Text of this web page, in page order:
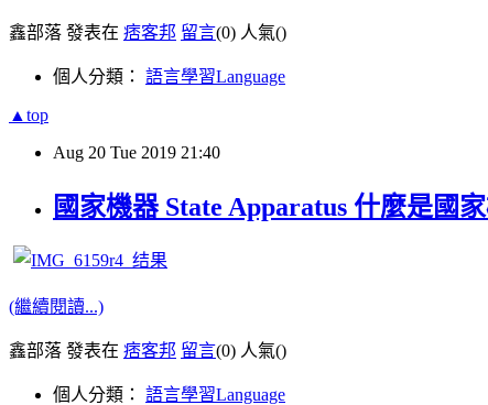
鑫部落 發表在 痞客邦 留言(0) 人氣()
個人分類： 語言學習Language
▲top
Aug 20 Tue 2019 21:40
國家機器 State Apparatus 什麼是國
(繼續閱讀...)
鑫部落 發表在 痞客邦 留言(0) 人氣()
個人分類： 語言學習Language